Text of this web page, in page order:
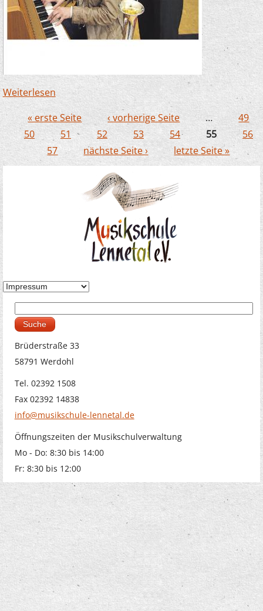
Weiterlesen über Musikschule bedankt sich für 3 000-
Euro-Spende der Sparkasse
Seiten
« erste Seite ‹ vorherige Seite …
49
50
51 52 53 54 55
56
57
nächste Seite › letzte Seite »
Suchformular
Brüderstraße 33
58791 Werdohl
Tel. 02392 1508
Fax 02392 14838
info@musikschule-lennetal.de
Öffnungszeiten der Musikschulverwaltung
Mo - Do: 8:30 bis 14:00
Fr: 8:30 bis 12:00